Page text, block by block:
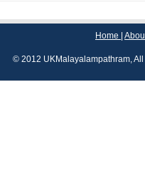
Home
© 2012 UKMalayalampathram,